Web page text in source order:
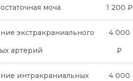
моча 1 200 ₽
экстракраниального
артерий
4 000
₽
интракраниальных
4 000